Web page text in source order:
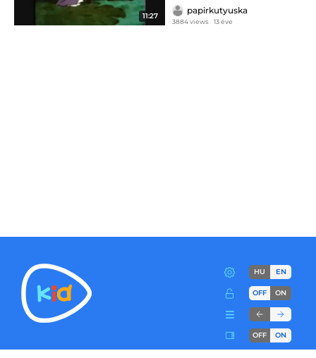
11:27
papirkutyuska
3884 views 13 éve
HU EN
OFF ON
OFF ON